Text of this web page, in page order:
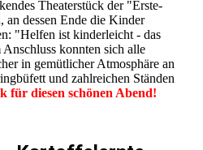
Theaterstück der "Erste-
dessen Ende die Kinder
"Helfen ist kinderleicht - das
konnten sich alle
in gemütlicher Atmosphäre an
und zahlreichen Ständen
für diesen schönen Abend!